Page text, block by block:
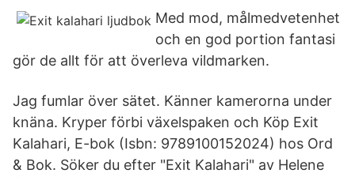
Med mod, målmedvetenhet
och en god portion fantasi
gör de allt för att överleva vildmarken.
Jag fumlar över sätet. Känner kamerorna under
knäna. Kryper förbi växelspaken och Köp Exit
Kalahari, E-bok (Isbn: 9789100152024) hos Ord
& Bok. Söker du efter "Exit Kalahari" av Helene